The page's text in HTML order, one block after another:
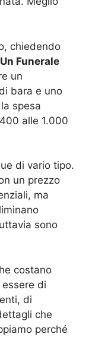
chiedendo
Funerale
un
bara e uno
spesa
alle 1.000
di vario tipo.
un prezzo
ma
sono
costano
di
di
che
perché